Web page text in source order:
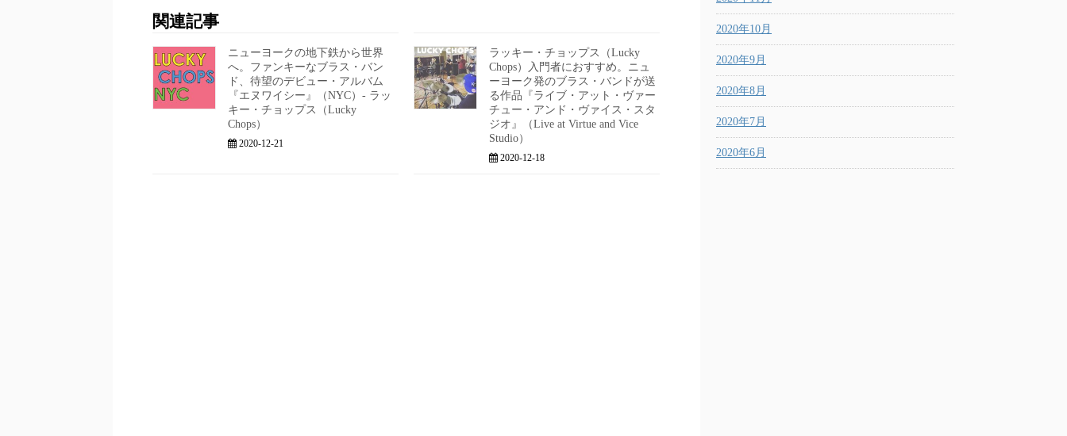
関連記事
ニューヨークの地下鉄から世界
へ。ファンキーなブラス・バン
ド、待望のデビュー・アルバム
『エヌワイシー』（NYC）- ラッ
キー・チョップス（Lucky
Chops）
2020-12-21
ラッキー・チョップス（Lucky
Chops）入門者におすすめ。ニュ
ーヨーク発のブラス・バンドが送
る作品『ライブ・アット・ヴァー
チュー・アンド・ヴァイス・スタ
ジオ』（Live at Virtue and Vice
Studio）
2020-12-18
2020年10月
2020年9月
2020年8月
2020年7月
2020年6月